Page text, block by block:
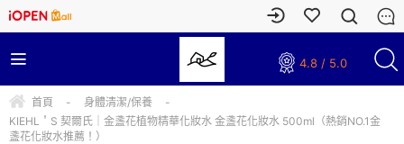
4.8 / 5.0
首頁 - 身體清潔/保養
-
KIEHL＇S 契爾氏｜金盞花植物精華化妝水 金盞花化妝水 500ml（熱銷NO.1金
盞花化妝水推薦！）